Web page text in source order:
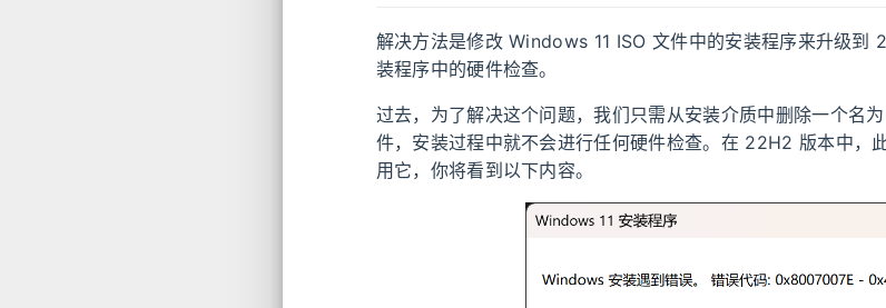
解决方法是修改 Windows 11 ISO 文件中的安装程序来升级到
装程序中的硬件检查。
过去，为了解决这个问题，我们只需从安装介质中删除一个名为
件，安装过程中就不会进行任何硬件检查。在 22H2 版本中，
用它，你将看到以下内容。